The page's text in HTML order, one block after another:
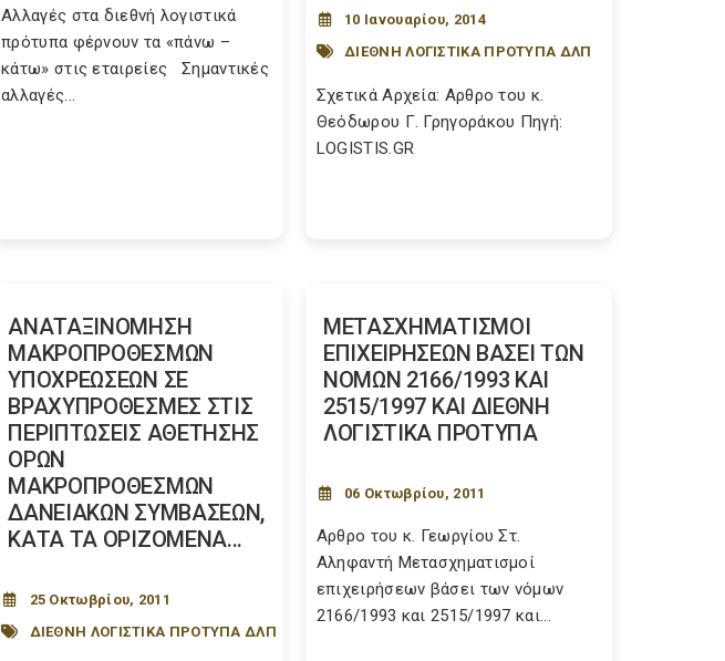
Αλλαγές στα διεθνή λογιστικά
πρότυπα φέρνουν τα «πάνω –
κάτω» στις εταιρείες Σημαντικές
αλλαγές...
10 Ιανουαρίου, 2014
ΔΙΕΘΝΗ ΛΟΓΙΣΤΙΚΑ ΠΡΟΤΥΠΑ ΔΛΠ
Σχετικά Αρχεία: Αρθρο του κ.
Θεόδωρου Γ. Γρηγοράκου Πηγή:
LOGISTIS.GR
AΝΑΤΑΞΙΝΟΜΗΣΗ
ΜΑΚΡΟΠΡΟΘΕΣΜΩΝ
ΥΠΟΧΡΕΩΣΕΩΝ ΣΕ
ΒΡΑΧΥΠΡΟΘΕΣΜΕΣ ΣΤΙΣ
ΠΕΡΙΠΤΩΣΕΙΣ ΑΘΕΤΗΣΗΣ
ΟΡΩΝ
ΜΑΚΡΟΠΡΟΘΕΣΜΩΝ
ΔΑΝΕΙΑΚΩΝ ΣΥΜΒΑΣΕΩΝ,
ΚΑΤΑ ΤΑ ΟΡΙΖΟΜΕΝΑ...
25 Οκτωβρίου, 2011
ΔΙΕΘΝΗ ΛΟΓΙΣΤΙΚΑ ΠΡΟΤΥΠΑ ΔΛΠ
ΜΕΤΑΣΧΗΜΑΤΙΣΜΟΙ
ΕΠΙΧΕΙΡΗΣΕΩΝ ΒΑΣΕΙ ΤΩΝ
ΝΟΜΩΝ 2166/1993 ΚΑΙ
2515/1997 ΚΑΙ ΔΙΕΘΝΗ
ΛΟΓΙΣΤΙΚΑ ΠΡΟΤΥΠΑ
06 Οκτωβρίου, 2011
Αρθρο του κ. Γεωργίου Στ.
Αληφαντή Μετασχηματισμοί
επιχειρήσεων βάσει των νόμων
2166/1993 και 2515/1997 και...